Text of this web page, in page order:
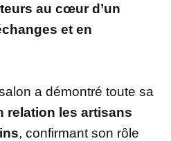
au cœur d’un
et en
a démontré toute sa
relation les artisans
, confirmant son rôle